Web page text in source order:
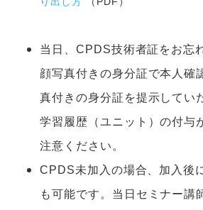
当日、CPDS技術者証をお忘
顔写真付きの身分証で本人確
真付きの身分証を提示してい
学習履歴（ユニット）の付与
注意ください。
CPDS未加入の場合、加入後
も可能です。当日セミナー講